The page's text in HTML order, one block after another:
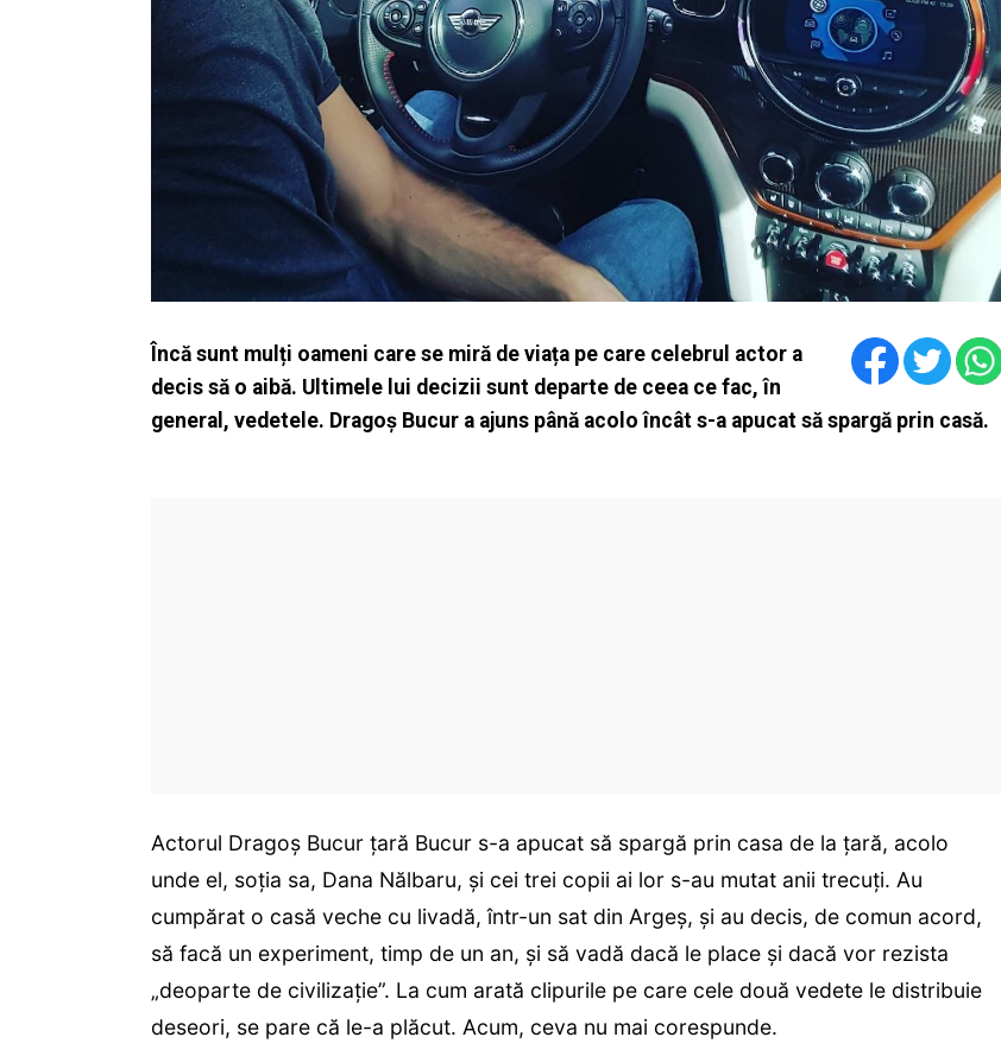
Încă sunt mulți oameni care se miră de viața pe care celebrul actor a
decis să o aibă. Ultimele lui decizii sunt departe de ceea ce fac, în
general, vedetele. Dragoș Bucur a ajuns până acolo încât s-a apucat să spargă prin casă.
Actorul Dragoș Bucur țară Bucur s-a apucat să spargă prin casa de la țară, acolo
unde el, soția sa, Dana Nălbaru, și cei trei copii ai lor s-au mutat anii trecuți. Au
cumpărat o casă veche cu livadă, într-un sat din Argeș, și au decis, de comun acord,
să facă un experiment, timp de un an, și să vadă dacă le place și dacă vor rezista
„deoparte de civilizație”. La cum arată clipurile pe care cele două vedete le distribuie
deseori, se pare că le-a plăcut. Acum, ceva nu mai corespunde.